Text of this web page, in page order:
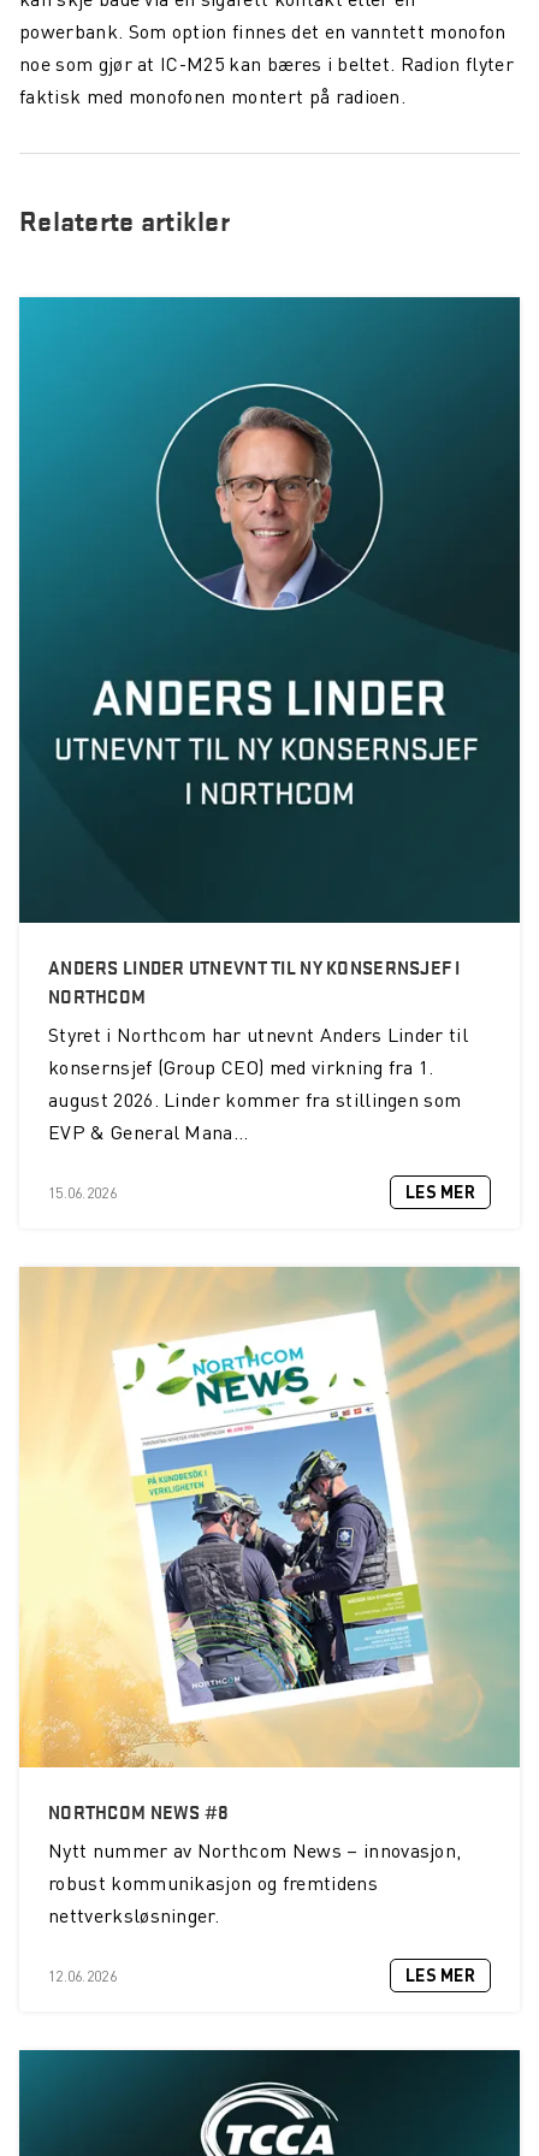
powerbank. Som option finnes det en vanntett monofon
noe som gjør at IC-M25 kan bæres i beltet. Radion flyter
faktisk med monofonen montert på radioen.
Relaterte artikler
ANDERS LINDER UTNEVNT TIL NY KONSERNSJEF I
NORTHCOM
Styret i Northcom har utnevnt Anders Linder til
konsernsjef (Group CEO) med virkning fra 1.
august 2026. Linder kommer fra stillingen som
EVP & General Mana...
15.06.2026 LES MER
NORTHCOM NEWS #8
Nytt nummer av Northcom News – innovasjon,
robust kommunikasjon og fremtidens
nettverksløsninger.
12.06.2026 LES MER